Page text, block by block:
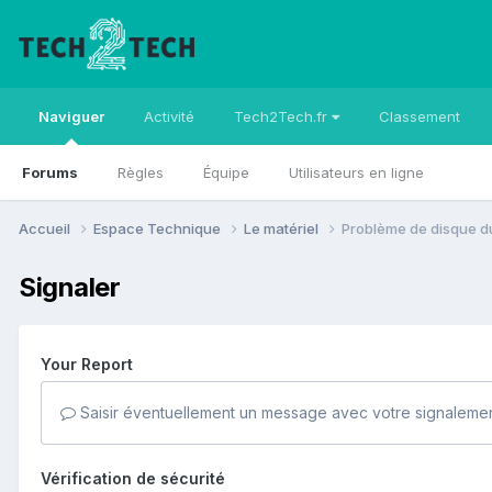
Naviguer
Forums Règles Équipe Utilisateurs en ligne
Activité Tech2Tech.fr Classement
Accueil Espace Technique Le matériel Problème de disque
Signaler
Your Report
Saisir éventuellement un message avec votre
Vérification de sécurité